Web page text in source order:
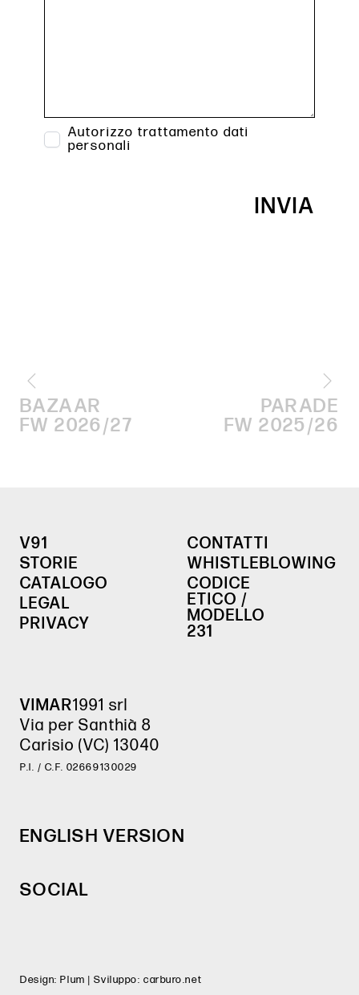
Autorizzo trattamento dati
personali
BAZAAR
FW 2026/27
PARADE
FW 2025/26
VIMAR1991 srl
Via per Santhià 8
Carisio (VC) 13040
P.I. / C.F. 02669130029
V91
STORIE
CATALOGO
LEGAL
PRIVACY
CONTATTI
WHISTLEBLOWING
CODICE
ETICO /
MODELLO
231
ENGLISH VERSION
SOCIAL
Design:Plum | Sviluppo:carburo.net